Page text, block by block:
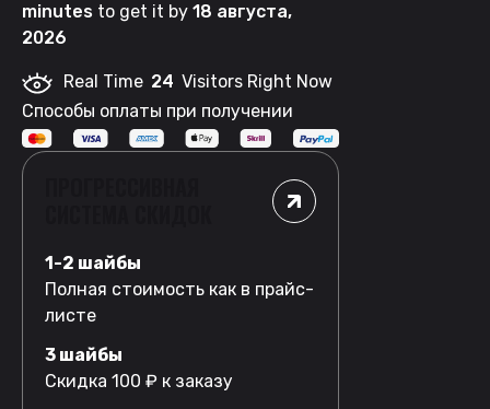
minutes to get it by 18 августа,
2026
Real Time 24 Visitors Right Now
Способы оплаты при получении
1-2 шайбы
Полная стоимость как в прайс-
листе
3 шайбы
Скидка 100 ₽ к заказу